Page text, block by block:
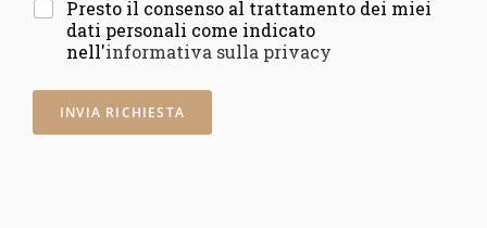
Presto il consenso al trattamento dei miei
dati personali come indicato
nell'informativa sulla privacy
INVIA RICHIESTA